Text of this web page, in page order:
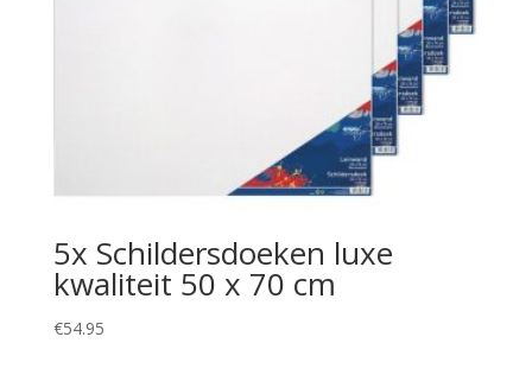
5x Schildersdoeken luxe
kwaliteit 50 x 70 cm
€54.95